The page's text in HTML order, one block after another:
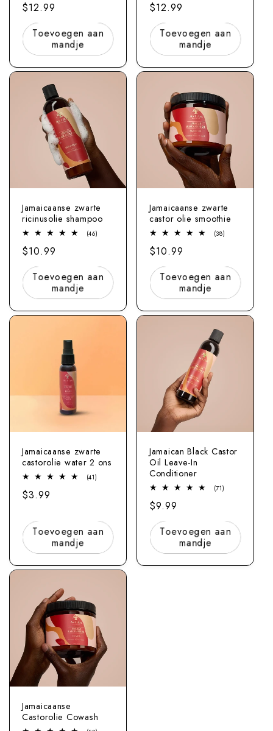
Normale
prijs
$12.99
Toevoegen aan
mandje
Normale
prijs
$12.99
Toevoegen aan
mandje
Jamaicaanse zwarte
ricinusolie shampoo
(46)
Normale
prijs
$10.99
Toevoegen aan
mandje
Jamaicaanse zwarte
castor olie smoothie
(38)
Normale
prijs
$10.99
Toevoegen aan
mandje
Jamaicaanse zwarte
castorolie water 2 ons
(41)
Normale
$3.99
Toevoegen aan
mandje
Jamaican Black Castor
Oil Leave-In
Conditioner
(71)
Normale
prijs
$9.99
Toevoegen aan
mandje
Jamaicaanse
Castorolie Cowash